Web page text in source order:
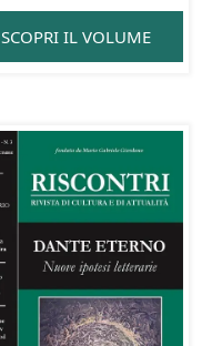
SCOPRI IL VOLUME